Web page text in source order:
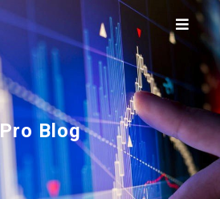
Pro Blog